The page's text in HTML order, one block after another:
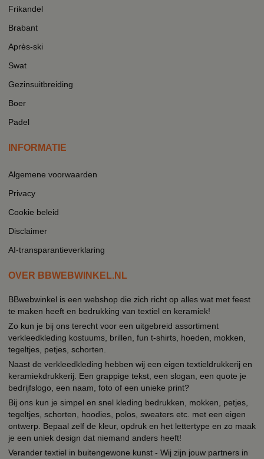
Frikandel
Brabant
Après-ski
Swat
Gezinsuitbreiding
Boer
Padel
INFORMATIE
Algemene voorwaarden
Privacy
Cookie beleid
Disclaimer
AI-transparantieverklaring
OVER BBWEBWINKEL.NL
BBwebwinkel is een webshop die zich richt op alles wat met feest
te maken heeft en bedrukking van textiel en keramiek!
Zo kun je bij ons terecht voor een uitgebreid assortiment
verkleedkleding kostuums, brillen, fun t-shirts, hoeden, mokken,
tegeltjes, petjes, schorten.
Naast de verkleedkleding hebben wij een eigen textieldrukkerij en
keramiekdrukkerij. Een grappige tekst, een slogan, een quote je
bedrijfslogo, een naam, foto of een unieke print?
Bij ons kun je simpel en snel kleding bedrukken, mokken, petjes,
tegeltjes, schorten, hoodies, polos, sweaters etc. met een eigen
ontwerp. Bepaal zelf de kleur, opdruk en het lettertype en zo maak
je een uniek design dat niemand anders heeft!
Verander textiel in buitengewone kunst - Wij zijn jouw partners in